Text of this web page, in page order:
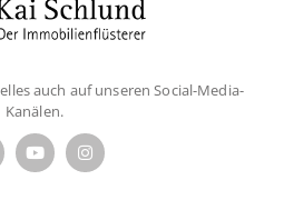
auch auf unseren Social-Media-
Kanälen.